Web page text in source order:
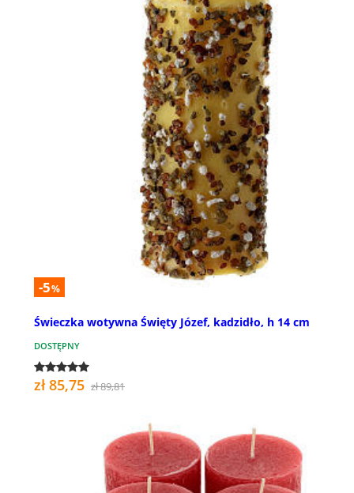
-5%
Świeczka wotywna Święty Józef, kadzidło, h 14 cm
DOSTĘPNY
zł 85,75 zł 89,81